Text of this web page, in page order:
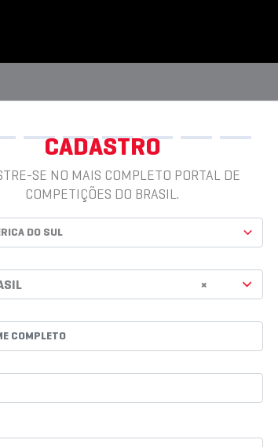
CADASTRO
SE NO MAIS COMPLETO PORTAL DE
COMPETIÇÕES DO BRASIL.
×